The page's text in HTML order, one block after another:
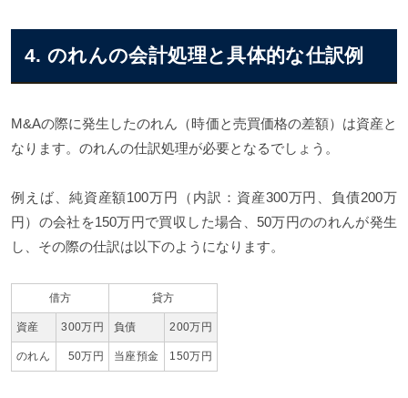
4. のれんの会計処理と具体的な仕訳例
M&Aの際に発生したのれん（時価と売買価格の差額）は資産と
なります。のれんの仕訳処理が必要となるでしょう。
例えば、純資産額100万円（内訳：資産300万円、負債200万
円）の会社を150万円で買収した場合、50万円ののれんが発生
し、その際の仕訳は以下のようになります。
借方 貸方
資産 300万円 負債 200万円
のれん 50万円 当座預金 150万円